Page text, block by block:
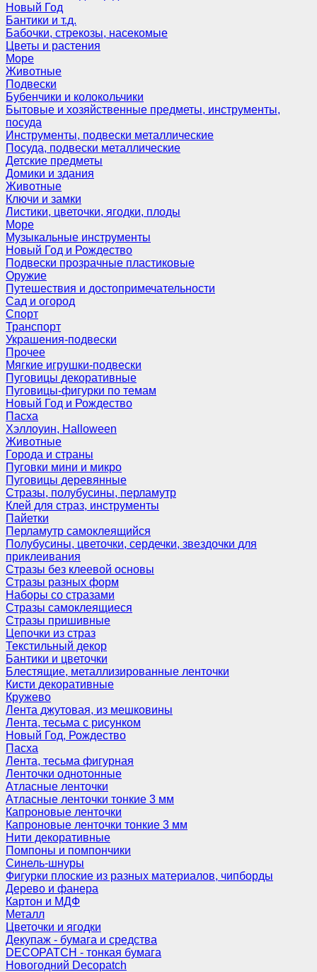
Новый Год
Бантики и т.д.
Бабочки, стрекозы, насекомые
Цветы и растения
Море
Животные
Подвески
Бубенчики и колокольчики
Бытовые и хозяйственные предметы, инструменты,
посуда
Инструменты, подвески металлические
Посуда, подвески металлические
Детские предметы
Домики и здания
Животные
Ключи и замки
Листики, цветочки, ягодки, плоды
Море
Музыкальные инструменты
Новый Год и Рождество
Подвески прозрачные пластиковые
Оружие
Путешествия и достопримечательности
Сад и огород
Спорт
Транспорт
Украшения-подвески
Прочее
Мягкие игрушки-подвески
Пуговицы декоративные
Пуговицы-фигурки по темам
Новый Год и Рождество
Пасха
Хэллоуин, Halloween
Животные
Города и страны
Пуговки мини и микро
Пуговицы деревянные
Стразы, полубусины, перламутр
Клей для страз, инструменты
Пайетки
Перламутр самоклеящийся
Полубусины, цветочки, сердечки, звездочки для
приклеивания
Стразы без клеевой основы
Стразы разных форм
Наборы со стразами
Стразы самоклеящиеся
Стразы пришивные
Цепочки из страз
Текстильный декор
Бантики и цветочки
Блестящие, металлизированные ленточки
Кисти декоративные
Кружево
Лента джутовая, из мешковины
Лента, тесьма с рисунком
Новый Год, Рождество
Пасха
Лента, тесьма фигурная
Ленточки однотонные
Атласные ленточки
Атласные ленточки тонкие 3 мм
Капроновые ленточки
Капроновые ленточки тонкие 3 мм
Нити декоративные
Помпоны и помпончики
Синель-шнуры
Фигурки плоские из разных материалов, чипборды
Дерево и фанера
Картон и МДФ
Металл
Цветочки и ягодки
Декупаж - бумага и средства
DECOPATCH - тонкая бумага
Новогодний Decopatch